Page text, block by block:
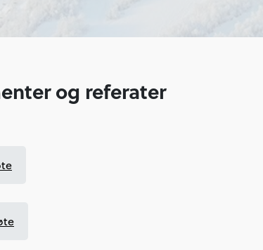
og referater